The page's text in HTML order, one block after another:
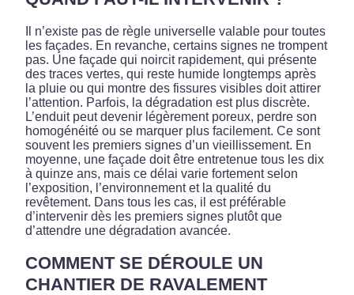
Il n’existe pas de règle universelle valable pour toutes
les façades. En revanche, certains signes ne trompent
pas. Une façade qui noircit rapidement, qui présente
des traces vertes, qui reste humide longtemps après
la pluie ou qui montre des fissures visibles doit attirer
l’attention. Parfois, la dégradation est plus discrète.
L’enduit peut devenir légèrement poreux, perdre son
homogénéité ou se marquer plus facilement. Ce sont
souvent les premiers signes d’un vieillissement. En
moyenne, une façade doit être entretenue tous les dix
à quinze ans, mais ce délai varie fortement selon
l’exposition, l’environnement et la qualité du
revêtement. Dans tous les cas, il est préférable
d’intervenir dès les premiers signes plutôt que
d’attendre une dégradation avancée.
COMMENT SE DÉROULE UN
CHANTIER DE RAVALEMENT